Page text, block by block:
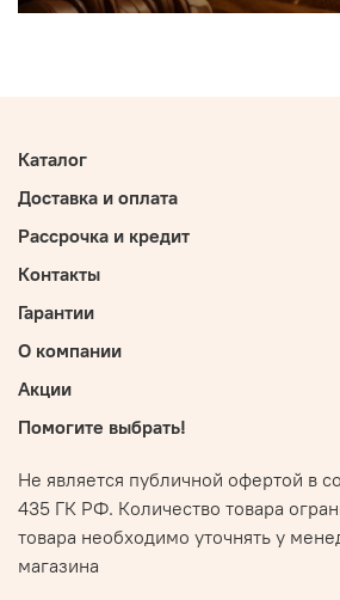
Каталог
Доставка и оплата
Рассрочка и кредит
Контакты
Гарантии
О компании
Акции
Помогите выбрать!
Не является публичной офертой в
435 ГК РФ. Количество товара
товара необходимо уточнять у
магазина